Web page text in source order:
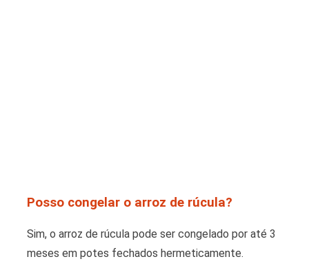
Posso congelar o arroz de rúcula?
Sim, o arroz de rúcula pode ser congelado por até 3
meses em potes fechados hermeticamente.